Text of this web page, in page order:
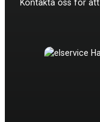
Kontakta oss för